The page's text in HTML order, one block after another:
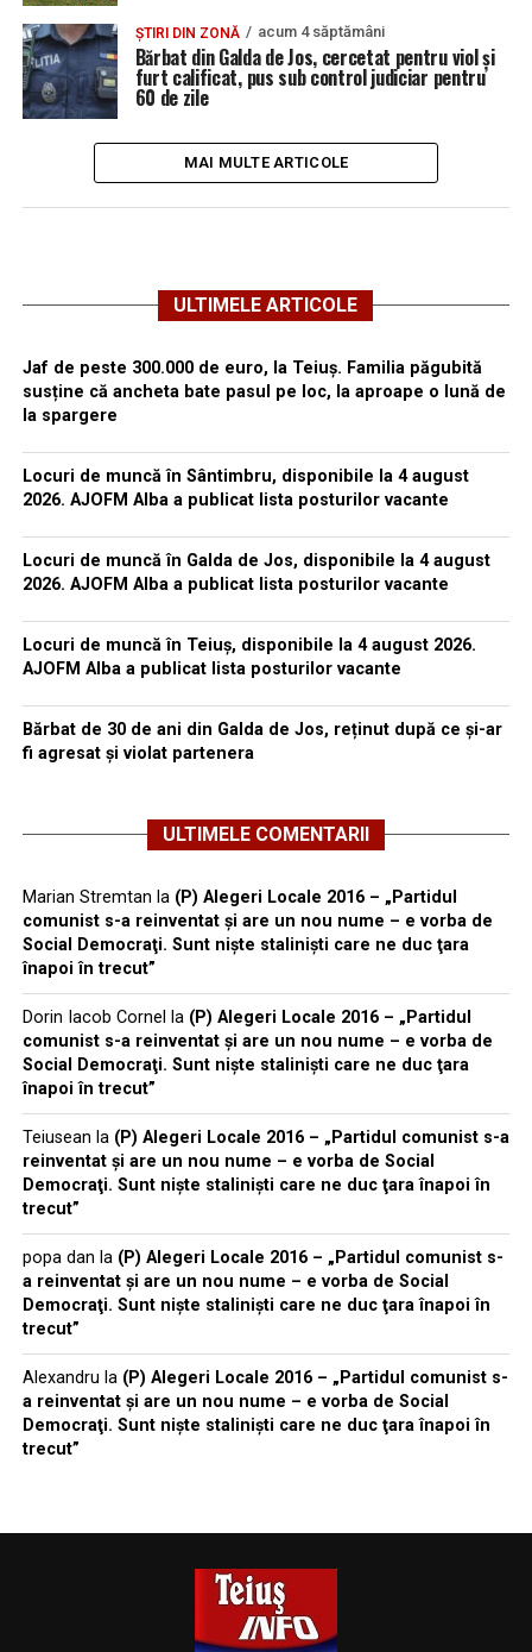
ȘTIRI DIN ZONĂ acum 4 săptămâni
Bărbat din Galda de Jos, cercetat pentru viol și
furt calificat, pus sub control judiciar pentru
60 de zile
MAI MULTE ARTICOLE
ULTIMELE ARTICOLE
Jaf de peste 300.000 de euro, la Teiuș. Familia păgubită
susține că ancheta bate pasul pe loc, la aproape o lună de
la spargere
Locuri de muncă în Sântimbru, disponibile la 4 august
2026. AJOFM Alba a publicat lista posturilor vacante
Locuri de muncă în Galda de Jos, disponibile la 4 august
2026. AJOFM Alba a publicat lista posturilor vacante
Locuri de muncă în Teiuș, disponibile la 4 august 2026.
AJOFM Alba a publicat lista posturilor vacante
Bărbat de 30 de ani din Galda de Jos, reținut după ce și-ar
fi agresat și violat partenera
ULTIMELE COMENTARII
Marian Stremtan la (P) Alegeri Locale 2016 – „Partidul
comunist s-a reinventat şi are un nou nume – e vorba de
Social Democraţi. Sunt nişte stalinişti care ne duc ţara
înapoi în trecut”
Dorin Iacob Cornel la (P) Alegeri Locale 2016 – „Partidul
comunist s-a reinventat şi are un nou nume – e vorba de
Social Democraţi. Sunt nişte stalinişti care ne duc ţara
înapoi în trecut”
Teiusean la (P) Alegeri Locale 2016 – „Partidul comunist s-a
reinventat şi are un nou nume – e vorba de Social
Democraţi. Sunt nişte stalinişti care ne duc ţara înapoi în
trecut”
popa dan la (P) Alegeri Locale 2016 – „Partidul comunist s-
a reinventat şi are un nou nume – e vorba de Social
Democraţi. Sunt nişte stalinişti care ne duc ţara înapoi în
trecut”
Alexandru la (P) Alegeri Locale 2016 – „Partidul comunist s-
a reinventat şi are un nou nume – e vorba de Social
Democraţi. Sunt nişte stalinişti care ne duc ţara înapoi în
trecut”